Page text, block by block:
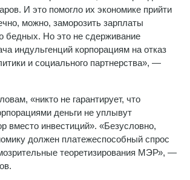
И это помогло их экономике прийти
можно, заморозить зарплаты
бедных. Но это не сдерживание
индульгенций корпорациям на отказ
и социального партнерства», —
«никто не гарантирует, что
деньги не уплывут
вместо инвестиций». «Безусловно,
должен платежеспособный спрос
теоретизирования МЭР», —